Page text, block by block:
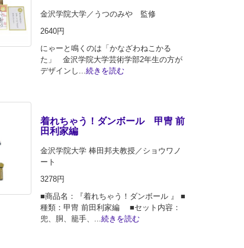
金沢学院大学／うつのみや 監修
2640円
にゃーと鳴くのは「かなざわねこかる
た」 金沢学院大学芸術学部2年生の方が
デザインし...続きを読む
着れちゃう！ダンボール 甲冑 前
田利家編
金沢学院大学 棒田邦夫教授／ショウワノ
ート
3278円
■商品名：『着れちゃう！ダンボール 』 ■
種類：甲冑 前田利家編 ■セット内容：
兜、胴、籠手、...続きを読む